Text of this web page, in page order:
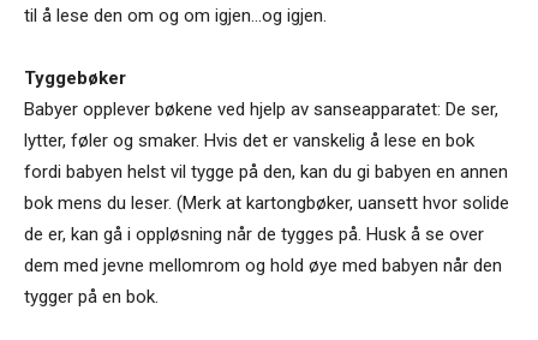
til å lese den om og om igjen…og igjen.
Tyggebøker
Babyer opplever bøkene ved hjelp av sanseapparatet: De ser,
lytter, føler og smaker. Hvis det er vanskelig å lese en bok
fordi babyen helst vil tygge på den, kan du gi babyen en annen
bok mens du leser. (Merk at kartongbøker, uansett hvor solide
de er, kan gå i oppløsning når de tygges på. Husk å se over
dem med jevne mellomrom og hold øye med babyen når den
tygger på en bok.